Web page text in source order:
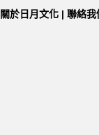
關於日月文化 | 聯絡我